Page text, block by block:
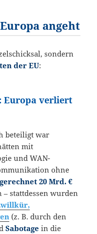
angeht
sondern
der EU:
Europa verliert
beteiligt war
mit
und WAN-
ohne
20 Mrd. €
stattdessen wurden
(z. B. durch den
Sabotage in die